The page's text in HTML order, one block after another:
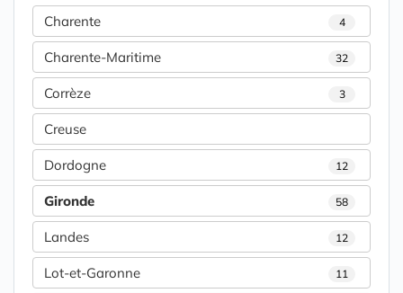
Charente 4
Charente-Maritime 32
Corrèze 3
Creuse
Dordogne 12
Gironde 58
Landes 12
Lot-et-Garonne 11